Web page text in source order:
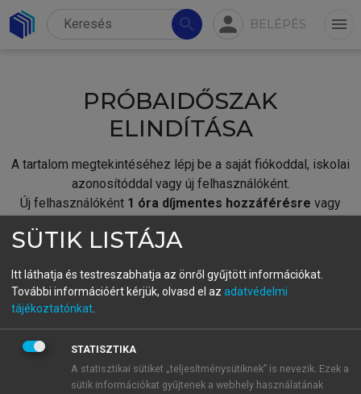
search person BELÉPÉS menu
PRÓBAIDŐSZAK
ELINDÍTÁSA
A tartalom megtekintéséhez lépj be a saját fiókoddal, iskolai
azonosítóddal vagy új felhasználóként.
Új felhasználóként 1 óra díjmentes hozzáférésre vagy
fiókoddal,vagy hozz létre új fiókot.
A regisztráció után apróbaidőszakautomatikusan
BELÉPÉS SAJÁT FIÓKKAL
SÜTIK LISTÁJA
Itt láthatja és testreszabhatja az önről gyűjtött információkat.
További információért kérjük, olvasd el az adatvédelmi
tájékoztatónkat
STATISZTIKA
A statisztikai sütiket „teljesítménysütiknek” is nevezik. Ezek a
sütik információkat gyűjtenek a webhely használatának